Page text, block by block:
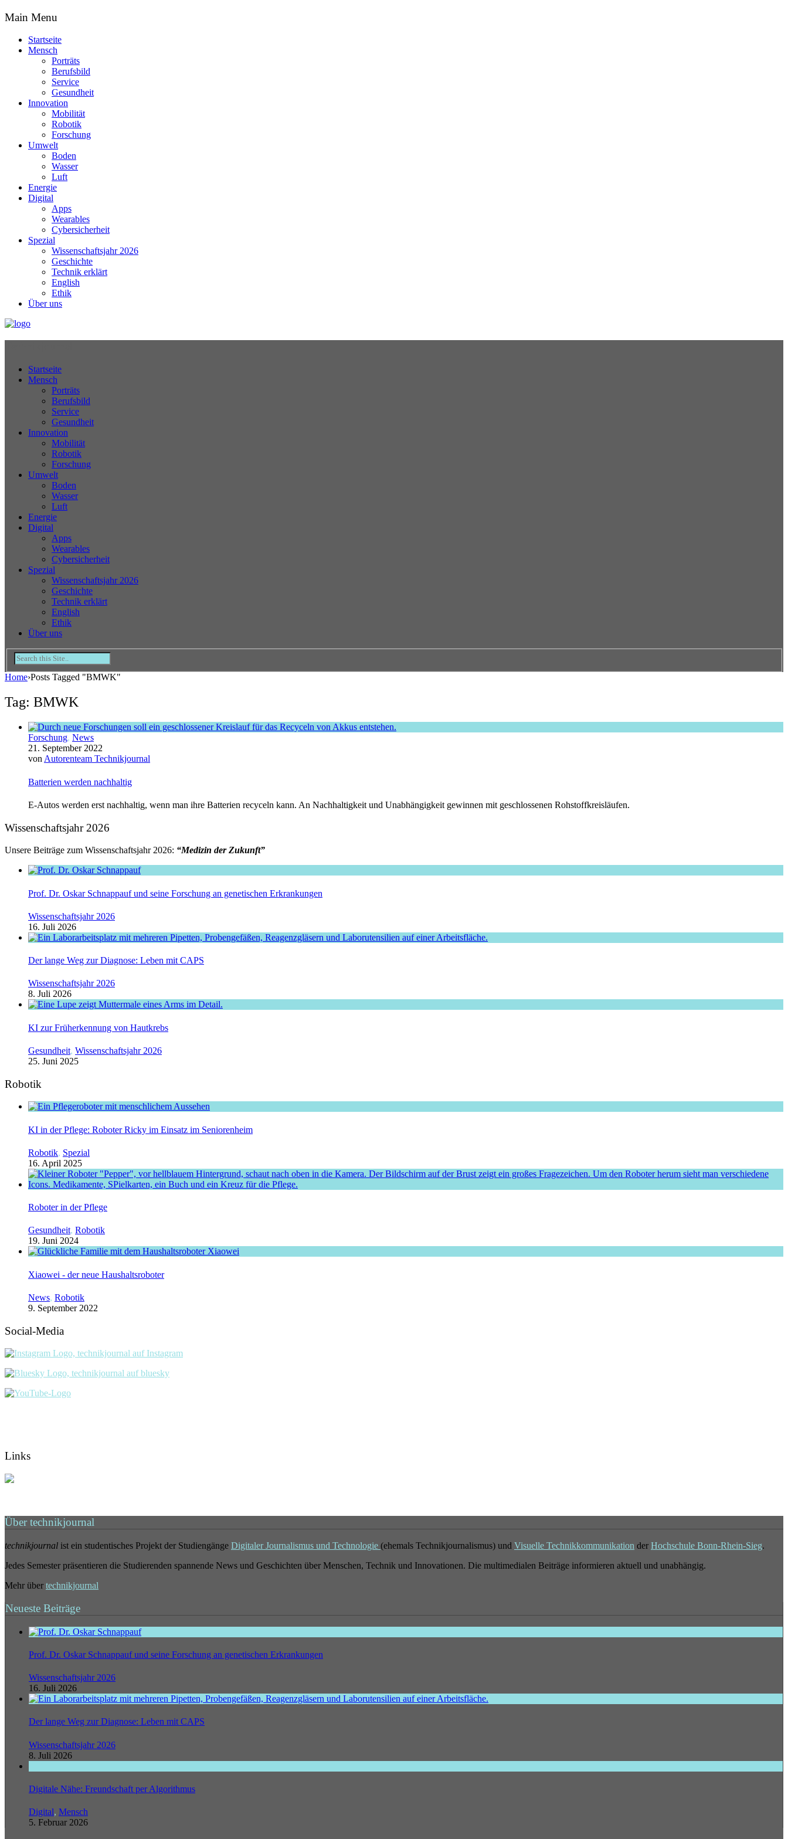
Main Menu
Startseite
Mensch
Porträts
Berufsbild
Service
Gesundheit
Innovation
Mobilität
Robotik
Forschung
Umwelt
Boden
Wasser
Luft
Energie
Digital
Apps
Wearables
Cybersicherheit
Spezial
Wissenschaftsjahr 2026
Geschichte
Technik erklärt
English
Ethik
Über uns
Startseite
Mensch
Porträts
Berufsbild
Service
Gesundheit
Innovation
Mobilität
Robotik
Forschung
Umwelt
Boden
Wasser
Luft
Energie
Digital
Apps
Wearables
Cybersicherheit
Spezial
Wissenschaftsjahr 2026
Geschichte
Technik erklärt
English
Ethik
Über uns
Home›Posts Tagged "BMWK"
Tag: BMWK
Forschung, News
21. September 2022
von Autorenteam Technikjournal
Batterien werden nachhaltig
E-Autos werden erst nachhaltig, wenn man ihre Batterien recyceln kann. An Nachhaltigkeit und Unabhängigkeit gewinnen mit geschlossenen Rohstoffkreisläufen.
Wissenschaftsjahr 2026
Unsere Beiträge zum Wissenschaftsjahr 2026: “Medizin der Zukunft”
Prof. Dr. Oskar Schnappauf und seine Forschung an genetischen Erkrankungen
Wissenschaftsjahr 2026
16. Juli 2026
Der lange Weg zur Diagnose: Leben mit CAPS
Wissenschaftsjahr 2026
8. Juli 2026
KI zur Früherkennung von Hautkrebs
Gesundheit, Wissenschaftsjahr 2026
25. Juni 2025
Robotik
KI in der Pflege: Roboter Ricky im Einsatz im Seniorenheim
Robotik, Spezial
16. April 2025
Roboter in der Pflege
Gesundheit, Robotik
19. Juni 2024
Xiaowei - der neue Haushaltsroboter
News, Robotik
9. September 2022
Social-Media
Links
Über technikjournal
technikjournal ist ein studentisches Projekt der Studiengänge Digitaler Journalismus und Technologie (ehemals Technikjournalismus) und Visuelle Technikkommunikation der Hochschule Bonn-Rhein-Sieg.
Jedes Semester präsentieren die Studierenden spannende News und Geschichten über Menschen, Technik und Innovationen. Die multimedialen Beiträge informieren aktuell und unabhängig.
Mehr über technikjournal
Neueste Beiträge
Prof. Dr. Oskar Schnappauf und seine Forschung an genetischen Erkrankungen
Wissenschaftsjahr 2026
16. Juli 2026
Der lange Weg zur Diagnose: Leben mit CAPS
Wissenschaftsjahr 2026
8. Juli 2026
Digitale Nähe: Freundschaft per Algorithmus
Digital, Mensch
5. Februar 2026